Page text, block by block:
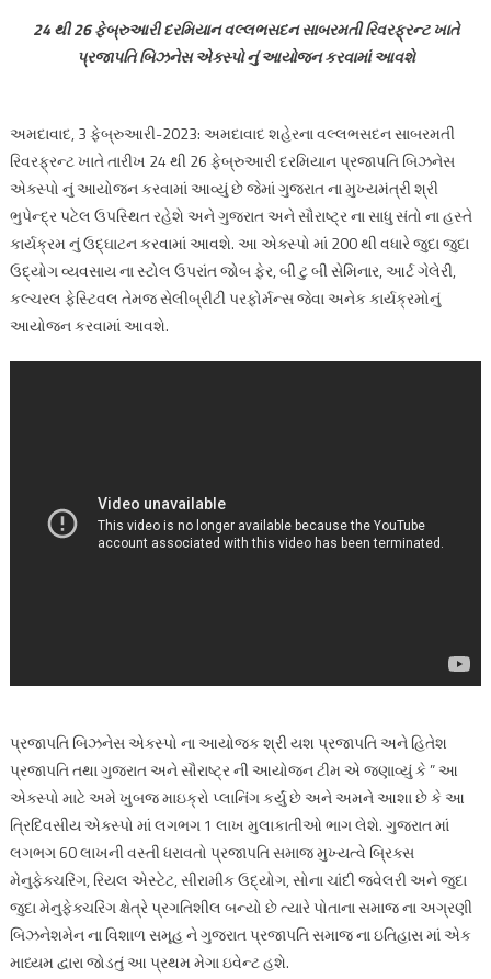
24 થી 26 ફેબ્રુઆરી દરમિયાન વલ્લભસદન સાબરમતી રિવરફ્રન્ટ ખાતે
પ્રજાપતિ બિઝનેસ એક્સ્પો નું આયોજન કરવામાં આવશે
અમદાવાદ, 3 ફેબ્રુઆરી-2023: અમદાવાદ શહેરના વલ્લભસદન સાબરમતી
રિવરફ્રન્ટ ખાતે તારીખ 24 થી 26 ફેબ્રુઆરી દરમિયાન પ્રજાપતિ બિઝનેસ
એક્સ્પો નું આયોજન કરવામાં આવ્યું છે જેમાં ગુજરાત ના મુખ્યમંત્રી શ્રી
ભુપેન્દ્ર પટેલ ઉપસ્થિત રહેશે અને ગુજરાત અને સૌરાષ્ટ્ર ના સાધુ સંતો ના હસ્તે
કાર્યક્રમ નું ઉદ્ઘાટન કરવામાં આવશે. આ એક્સ્પો માં 200 થી વધારે જુદા જુદા
ઉદ્યોગ વ્યવસાય ના સ્ટોલ ઉપરાંત જોબ ફેર, બી ટુ બી સેમિનાર, આર્ટ ગેલેરી,
કલ્ચરલ ફેસ્ટિવલ તેમજ સેલીબ્રીટી પરફોર્મન્સ જેવા અનેક કાર્યક્રમોનું
આયોજન કરવામાં આવશે.
પ્રજાપતિ બિઝનેસ એક્સ્પો ના આયોજક શ્રી યશ પ્રજાપતિ અને હિતેશ
પ્રજાપતિ તથા ગુજરાત અને સૌરાષ્ટ્ર ની આયોજન ટીમ એ જણાવ્યું કે ” આ
એક્સ્પો માટે અમે ખુબજ માઇક્રો પ્લાનિંગ કર્યું છે અને અમને આશા છે કે આ
ત્રિદિવસીય એક્સ્પો માં લગભગ 1 લાખ મુલાકાતીઓ ભાગ લેશે. ગુજરાત માં
લગભગ 60 લાખની વસ્તી ધરાવતો પ્રજાપતિ સમાજ મુખ્યત્વે બ્રિક્સ
મેનુફેક્ચરિંગ, રિયલ એસ્ટેટ, સીરામીક ઉદ્યોગ, સોના ચાંદી જ્વેલરી અને જુદા
જુદા મેનુફેક્ચરિંગ ક્ષેત્રે પ્રગતિશીલ બન્યો છે ત્યારે પોતાના સમાજ ના અગ્રણી
બિઝનેશમેન ના વિશાળ સમૂહ ને ગુજરાત પ્રજાપતિ સમાજ ના ઇતિહાસ માં એક
માધ્યમ દ્વારા જોડતું આ પ્રથમ મેગા ઇવેન્ટ હશે.